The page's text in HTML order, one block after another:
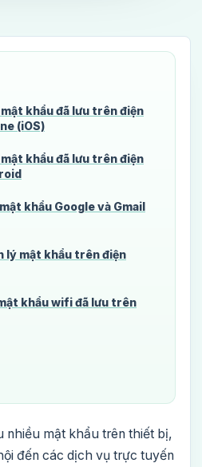
khẩu đã lưu trên điện
(iOS)
khẩu đã lưu trên điện
khẩu Google và Gmail
lý mật khẩu trên điện
khẩu wifi đã lưu trên
nhiều mật khẩu trên thiết bị,
đến các dịch vụ trực tuyến